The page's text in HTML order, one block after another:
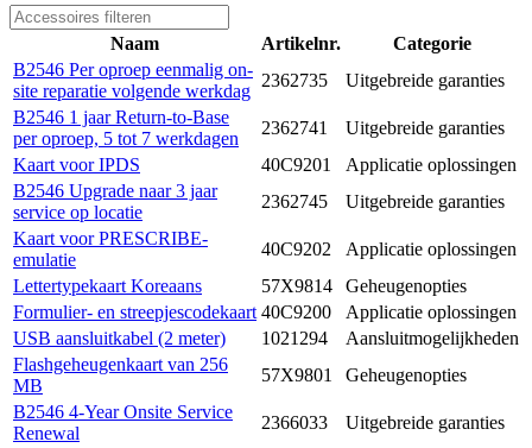
Naam Artikelnr.
Categorie
B2546 Per oproep eenmalig on-
site reparatie volgende werkdag
2362735
Uitgebreide garanties
B2546 1 jaar Return-to-Base
per oproep, 5 tot 7 werkdagen
2362741
Uitgebreide garanties
Kaart voor IPDS
40C9201
Applicatie oplossingen
B2546 Upgrade naar 3 jaar
service op locatie
2362745
Uitgebreide garanties
Kaart voor PRESCRIBE-
emulatie
40C9202
Applicatie oplossingen
Lettertypekaart Koreaans
57X9814
Geheugenopties
Formulier- en streepjescodekaart 40C9200
Applicatie oplossingen
USB aansluitkabel (2 meter)
1021294
Aansluitmogelijkheden
Flashgeheugenkaart van 256
MB
57X9801
Geheugenopties
B2546 4-Year Onsite Service
Renewal
2366033
Uitgebreide garanties